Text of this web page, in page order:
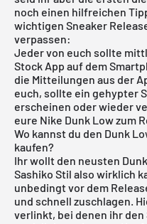
noch einen hilfreichen
wichtigen Sneaker
verpassen:
Jeder von euch sollte
Stock App auf dem
die Mitteilungen aus der
euch, sollte ein gehypter
erscheinen oder wieder
eure Nike Dunk Low zum
Wo kannst du den Dunk
kaufen?
Ihr wollt den neusten
Sashiko Stil also wirklich
unbedingt vor dem
und schnell zuschlagen.
verlinkt, bei denen ihr